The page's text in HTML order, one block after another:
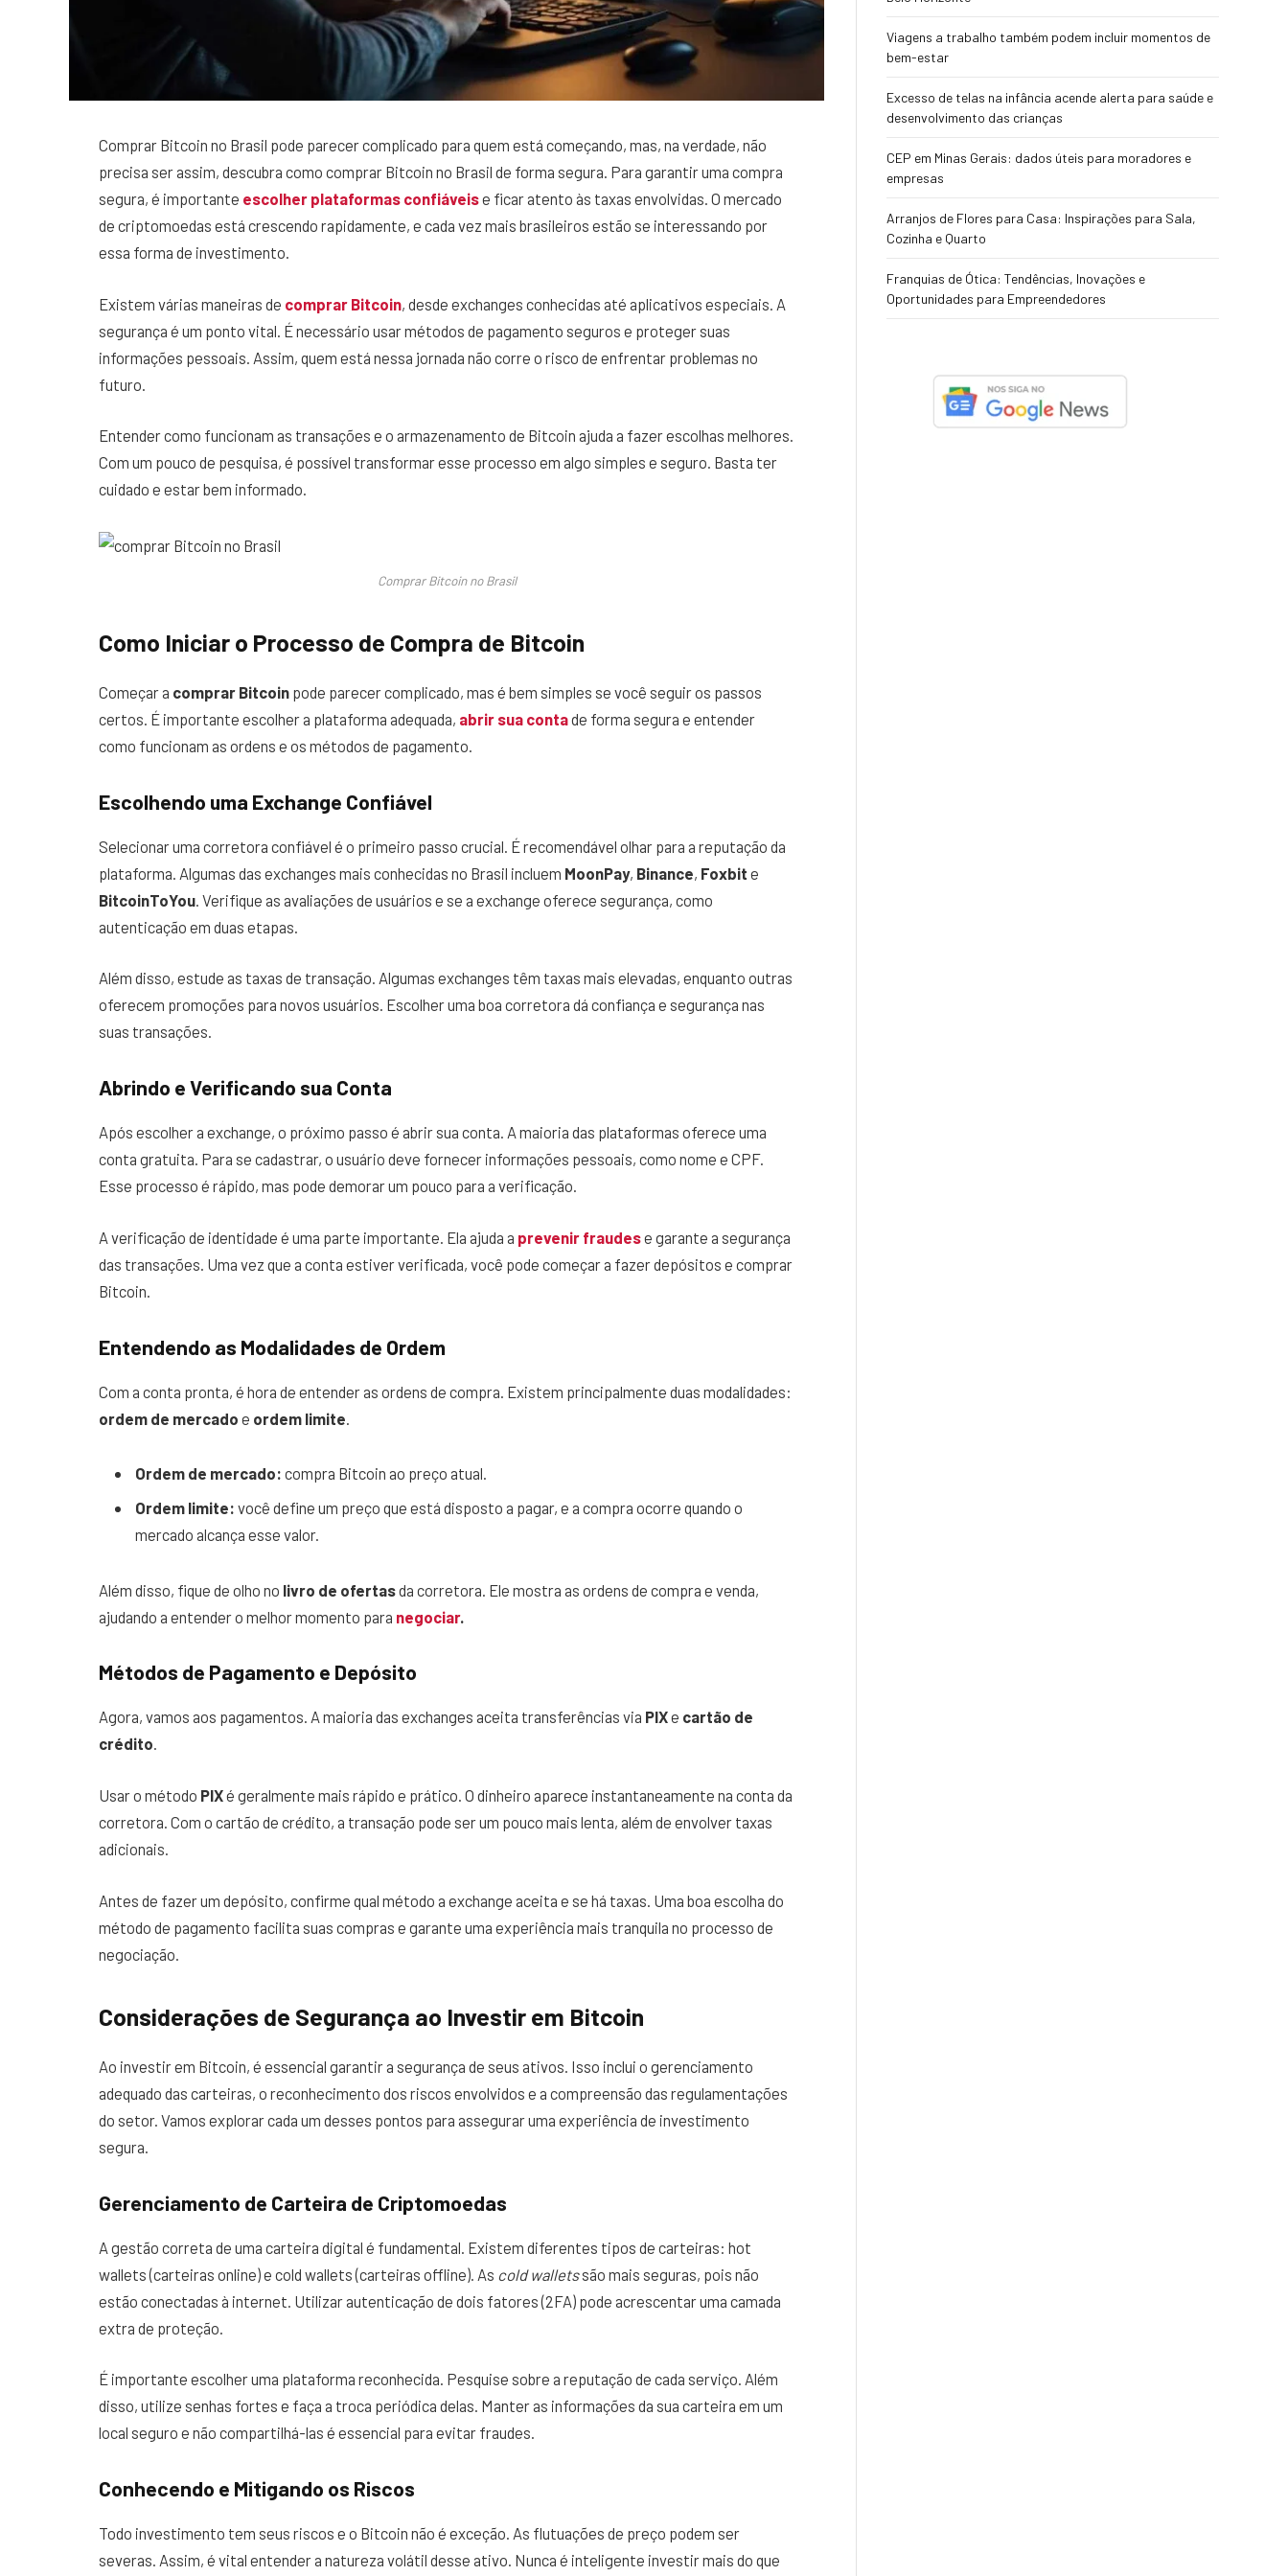
Comprar Bitcoin no Brasil pode parecer complicado para quem está começando, mas, na verdade, não
precisa ser assim, descubra como comprar Bitcoin no Brasil de forma segura. Para garantir uma compra
segura, é importante escolher plataformas confiáveise ficar atento às taxas envolvidas. O mercado
de criptomoedas está crescendo rapidamente, e cada vez mais brasileiros estão se interessando por
essa forma de investimento.
Existem várias maneiras de comprar Bitcoin, desde exchanges conhecidas até aplicativos especiais. A
segurança é um ponto vital. É necessário usar métodos de pagamento seguros e proteger suas
informações pessoais. Assim, quem está nessa jornada não corre o risco de enfrentar problemas no
futuro.
Entender como funcionam as transações e o armazenamento de Bitcoin ajuda a fazer escolhas melhores.
Com um pouco de pesquisa, é possível transformar esse processo em algo simples e seguro. Basta ter
cuidado e estar bem informado.
Comprar Bitcoin no Brasil
Como Iniciar o Processo de Compra de Bitcoin
Começar a comprar Bitcoin pode parecer complicado, mas é bem simples se você seguir os passos
certos. É importante escolher a plataforma adequada, abrir sua contade forma segura e entender
como funcionam as ordens e os métodos de pagamento.
Escolhendo uma Exchange Confiável
Selecionar uma corretora confiável é o primeiro passo crucial. É recomendável olhar para a reputação da
plataforma. Algumas das exchanges mais conhecidas no Brasil incluem MoonPay, Binance, Foxbit e
BitcoinToYou . Verifique as avaliações de usuários e se a exchange oferece segurança, como
autenticação em duas etapas.
Além disso, estude as taxas de transação. Algumas exchanges têm taxas mais elevadas, enquanto outras
oferecem promoções para novos usuários. Escolher uma boa corretora dá confiança e segurança nas
suas transações.
Abrindo e Verificando sua Conta
Após escolher a exchange, o próximo passo é abrir sua conta. A maioria das plataformas oferece uma
conta gratuita. Para se cadastrar, o usuário deve fornecer informações pessoais, como nome e CPF.
Esse processo é rápido, mas pode demorar um pouco para a verificação.
A verificação de identidade é uma parte importante. Ela ajuda a prevenir fraudese garante a segurança
das transações. Uma vez que a conta estiver verificada, você pode começar a fazer depósitos e comprar
Bitcoin.
Entendendo as Modalidades de Ordem
Com a conta pronta, é hora de entender as ordens de compra. Existem principalmente duas modalidades:
ordem de mercado e ordem limite
Ordem de mercado: compra Bitcoin ao preço atual.
Ordem limite: você define um preço que está disposto a pagar, e a compra ocorre quando o
mercado alcança esse valor.
Além disso, fique de olho no livro de ofertasda corretora. Ele mostra as ordens de compra e venda,
ajudando a entender o melhor momento para negociar.
Métodos de Pagamento e Depósito
Agora, vamos aos pagamentos. A maioria das exchanges aceita transferências via PIXe cartão de
crédito.
Usar o método PIXé geralmente mais rápido e prático. O dinheiro aparece instantaneamente na conta da
corretora. Com o cartão de crédito, a transação pode ser um pouco mais lenta, além de envolver taxas
adicionais.
Antes de fazer um depósito, confirme qual método a exchange aceita e se há taxas. Uma boa escolha do
método de pagamento facilita suas compras e garante uma experiência mais tranquila no processo de
negociação.
Considerações de Segurança ao Investir em Bitcoin
Ao investir em Bitcoin, é essencial garantir a segurança de seus ativos. Isso inclui o gerenciamento
adequado das carteiras, o reconhecimento dos riscos envolvidos e a compreensão das regulamentações
do setor. Vamos explorar cada um desses pontos para assegurar uma experiência de investimento
segura.
Gerenciamento de Carteira de Criptomoedas
A gestão correta de uma carteira digital é fundamental. Existem diferentes tipos de carteiras: hot
wallets (carteiras online) e cold wallets (carteiras offline). As cold walletssão mais seguras, pois não
estão conectadas à internet. Utilizar autenticação de dois fatores (2FA) pode acrescentar uma camada
extra de proteção.
É importante escolher uma plataforma reconhecida. Pesquise sobre a reputação de cada serviço. Além
disso, utilize senhas fortes e faça a troca periódica delas. Manter as informações da sua carteira em um
local seguro e não compartilhá-las é essencial para evitar fraudes.
Conhecendo e Mitigando os Riscos
Todo investimento tem seus riscos e o Bitcoin não é exceção. As flutuações de preço podem ser
severas. Assim, é vital entender a natureza volátil desse ativo. Nunca é inteligente investir mais do que
Viagens a trabalho também podem incluir momentos de
bem-estar
Excesso de telas na infância acende alerta para saúde e
desenvolvimento das crianças
CEP em Minas Gerais: dados úteis para moradores e
empresas
Arranjos de Flores para Casa: Inspirações para Sala,
Cozinha e Quarto
Franquias de Ótica: Tendências, Inovações e
Oportunidades para Empreendedores